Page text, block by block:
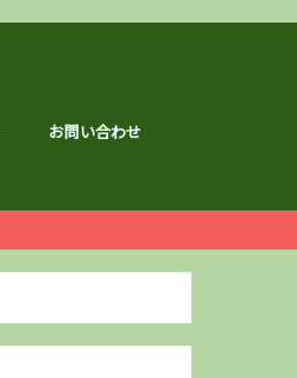
お問い合わせ